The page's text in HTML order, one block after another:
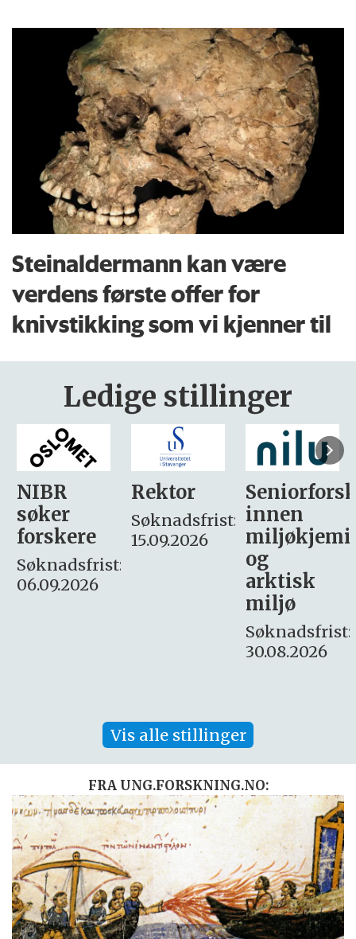
Steinaldermann kan være
verdens første offer for
knivstikking som vi kjenner til
Ledige stillinger
Rektor
Søknadsfrist:
15.09.2026
Seniorforsker
innen
miljøkjemi
søker
– fast
Søknadsfrist:
16. august.
Vis alle stillinger
FRA UNG.FORSKNING.NO: